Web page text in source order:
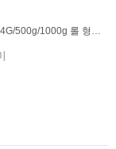
500g/1000g 롤 형태,